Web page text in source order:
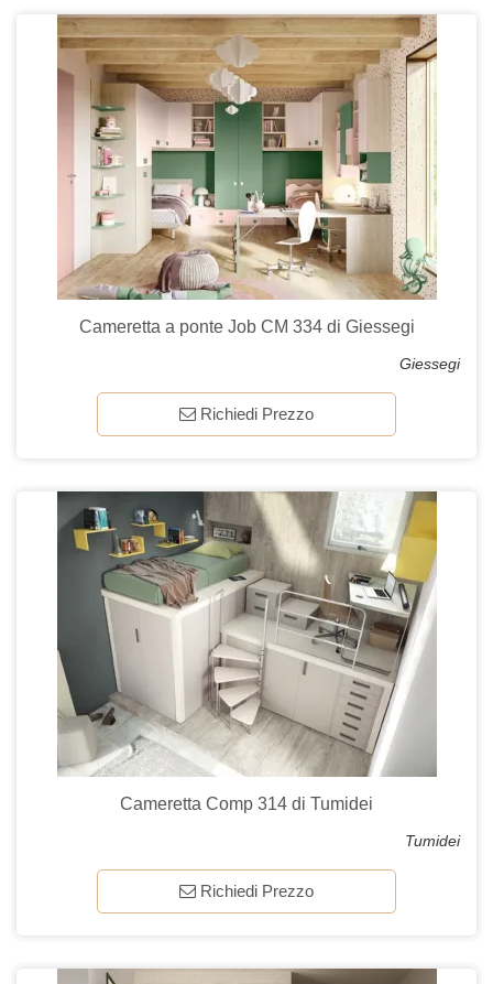
Cameretta a ponte Job CM 334 di Giessegi
Giessegi
Richiedi Prezzo
Cameretta Comp 314 di Tumidei
Tumidei
Richiedi Prezzo